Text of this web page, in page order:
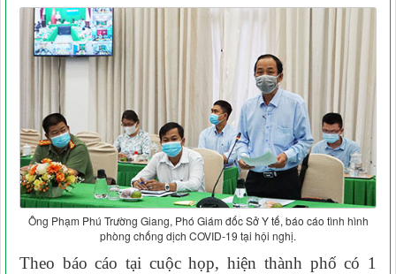
Ông Phạm Phú Trường Giang, Phó Giám đốc Sở Y tế, báo cáo tình hình
phòng chống dịch COVID-19 tại hội nghị.
Theo báo cáo tại cuộc họp, hiện thành phố có 1